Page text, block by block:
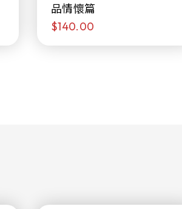
品情懷篇
$140.00